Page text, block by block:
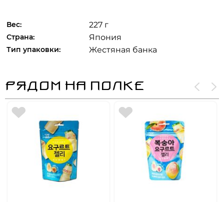
Вес: 227 г
Страна: Япония
Тип упаковки: Жестяная банка
РЯДОМ НА ПОЛКЕ